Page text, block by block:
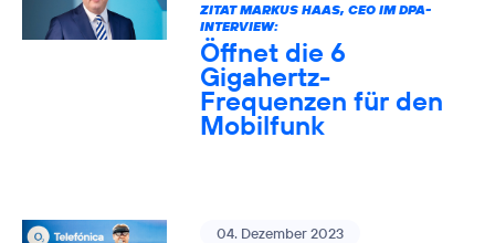
ZITAT MARKUS HAAS, CEO IM DPA-
INTERVIEW:
Öffnet die 6
Gigahertz-
Frequenzen für den
Mobilfunk
04. Dezember 2023